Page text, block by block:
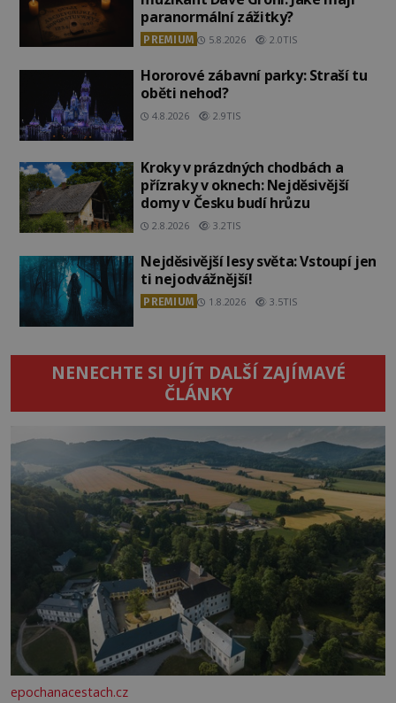
paranormální zážitky?
PREMIUM 5.8.2026 2.0TIS
Hororové zábavní parky: Straší tu
oběti nehod?
4.8.2026 2.9TIS
Kroky v prázdných chodbách a
přízraky v oknech: Nejděsivější
domy v Česku budí hrůzu
2.8.2026 3.2TIS
Nejděsivější lesy světa: Vstoupí jen
ti nejodvážnější!
PREMIUM 1.8.2026 3.5TIS
NENECHTE SI UJÍT DALŠÍ ZAJÍMAVÉ
ČLÁNKY
epochanacestach.cz